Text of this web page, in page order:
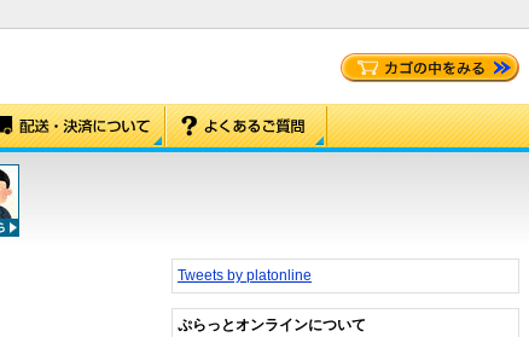
Tweets by platonline
ぷらっとオンラインについて